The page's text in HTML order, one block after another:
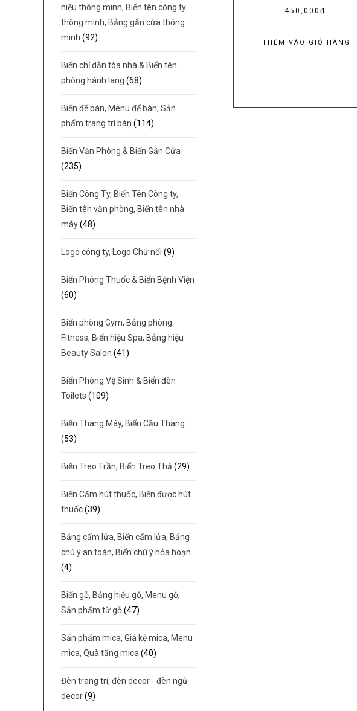
450,000₫
THÊM VÀO GIỎ HÀNG
hiệu thông minh, Biển tên công ty
thông minh, Bảng gắn cửa thông
minh (92)
Biển chỉ dẫn tòa nhà & Biển tên
phòng hành lang (68)
Biển để bàn, Menu để bàn, Sản
phẩm trang trí bàn (114)
Biển Văn Phòng & Biển Gắn Cửa
(235)
Biển Công Ty, Biển Tên Công ty,
Biển tên văn phòng, Biển tên nhà
máy(48)
Logo công ty, Logo Chữ nổi (9)
Biển Phòng Thuốc & Biển Bệnh Viện
(60)
Biển phòng Gym, Bảng phòng
Fitness, Biển hiệu Spa, Bảng hiệu
Beauty Salon (41)
Biển Phòng Vệ Sinh & Biển đèn
Toilets (109)
Biển Thang Máy, Biển Cầu Thang
(53)
Biển Treo Trần, Biển Treo Thả (29)
Biển Cấm hút thuốc, Biển được hút
thuốc(39)
Bảng cấm lửa, Biển cấm lửa, Bảng
chú ý an toàn, Biển chú ý hỏa hoạn
(4)
Biển gỗ, Bảng hiệu gỗ, Menu gỗ,
Sản phẩm từ gỗ(47)
Sản phẩm mica, Giá kệ mica, Menu
mica, Quà tặng mica(40)
Đèn trang trí, đèn decor - đèn ngủ
decor(9)